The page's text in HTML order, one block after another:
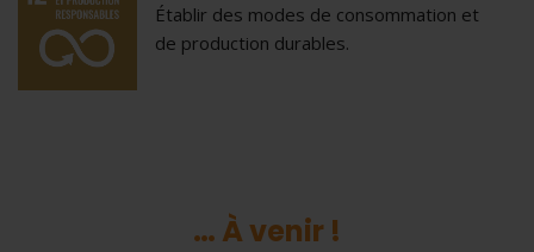
Établir des modes de consommation et
de production durables.
… À venir !